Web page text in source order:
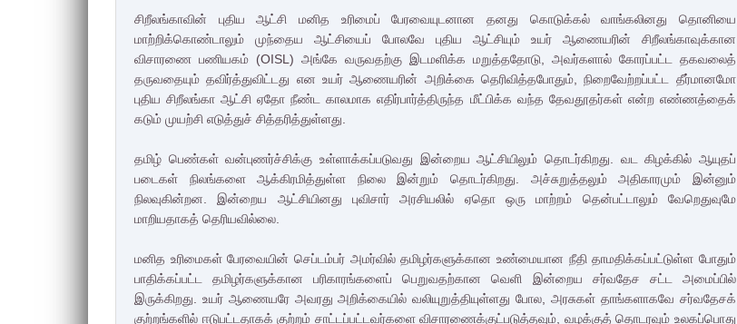
சிறீலங்காவின் புதிய ஆட்சி மனித உரிமைப் பேரவையுடனான தனது கொடுக்கல் வாங்கலினது தொனியை
மாற்றிக்கொண்டாலும் முந்தைய ஆட்சியைப் போலவே புதிய ஆட்சியும் உயர் ஆணையரின் சிறீலங்காவுக்கான
விசாரணை பணியகம் (OISL) அங்கே வருவதற்கு இடமளிக்க மறுத்ததோடு, அவர்களால் கோரப்பட்ட தகவலைத்
தருவதையும் தவிர்த்துவிட்டது என உயர் ஆணையரின் அறிக்கை தெரிவித்தபோதும், நிறைவேற்றப்பட்ட தீர்மானமோ
புதிய சிறீலங்கா ஆட்சி ஏதோ நீண்ட காலமாக எதிர்பார்த்திருந்த மீட்பிக்க வந்த தேவதூதர்கள் என்ற எண்ணத்தைக்
கடும் முயற்சி எடுத்துச் சித்தரித்துள்ளது.
தமிழ் பெண்கள் வன்புணர்ச்சிக்கு உள்ளாக்கப்படுவது இன்றைய ஆட்சியிலும் தொடர்கிறது. வட கிழக்கில் ஆயுதப்
படைகள் நிலங்களை ஆக்கிரமித்துள்ள நிலை இன்றும் தொடர்கிறது. அச்சுறுத்தலும் அதிகாரமும் இன்னும்
நிலவுகின்றன. இன்றைய ஆட்சியினது புவிசார் அரசியலில் ஏதொ ஒரு மாற்றம் தென்பட்டாலும் வேறெதுவுமே
மாறியதாகத் தெரியவில்லை.
மனித உரிமைகள் பேரவையின் செப்டம்பர் அமர்வில் தமிழர்களுக்கான உண்மையான நீதி தாமதிக்கப்பட்டுள்ள போதும்
பாதிக்கப்பட்ட தமிழர்களுக்கான பரிகாரங்களைப் பெறுவதற்கான வெளி இன்றைய சர்வதேச சட்ட அமைப்பில்
இருக்கிறது. உயர் ஆணையரே அவரது அறிக்கையில் வலியுறுத்தியுள்ளது போல, அரசுகள் தாங்களாகவே சர்வதேசக்
குற்றங்களில் ஈடுபட்டதாகக் குற்றம் சாட்டப்பட்டவர்களை விசாரணைக்குட்படுத்தவும், வழக்குத் தொடரவும் உலகப்பொது